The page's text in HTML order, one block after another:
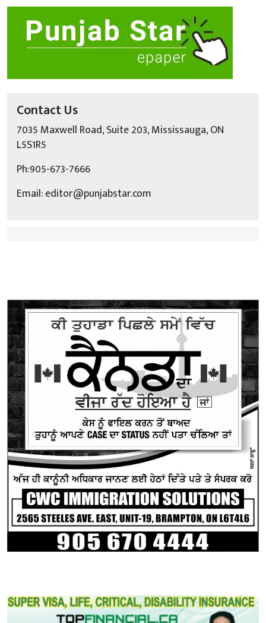
Contact Us
7035 Maxwell Road, Suite 203, Mississauga, ON
L5S1R5
Ph:905-673-7666
Email: editor@punjabstar.com